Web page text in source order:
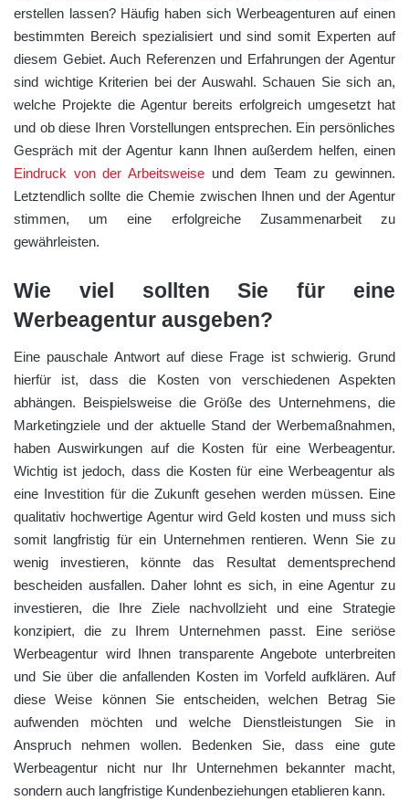
erstellen lassen? Häufig haben sich Werbeagenturen auf einen
bestimmten Bereich spezialisiert und sind somit Experten auf
diesem Gebiet. Auch Referenzen und Erfahrungen der Agentur
sind wichtige Kriterien bei der Auswahl. Schauen Sie sich an,
welche Projekte die Agentur bereits erfolgreich umgesetzt hat
und ob diese Ihren Vorstellungen entsprechen. Ein persönliches
Gespräch mit der Agentur kann Ihnen außerdem helfen, einen
Eindruck von der Arbeitsweiseund dem Team zu gewinnen.
Letztendlich sollte die Chemie zwischen Ihnen und der Agentur
stimmen, um eine erfolgreiche Zusammenarbeit zu
gewährleisten.
Wie viel sollten Sie für eine
Werbeagentur ausgeben?
Eine pauschale Antwort auf diese Frage ist schwierig. Grund
hierfür ist, dass die Kosten von verschiedenen Aspekten
abhängen. Beispielsweise die Größe des Unternehmens, die
Marketingziele und der aktuelle Stand der Werbemaßnahmen,
haben Auswirkungen auf die Kosten für eine Werbeagentur.
Wichtig ist jedoch, dass die Kosten für eine Werbeagentur als
eine Investition für die Zukunft gesehen werden müssen. Eine
qualitativ hochwertige Agentur wird Geld kosten und muss sich
somit langfristig für ein Unternehmen rentieren. Wenn Sie zu
wenig investieren, könnte das Resultat dementsprechend
bescheiden ausfallen. Daher lohnt es sich, in eine Agentur zu
investieren, die Ihre Ziele nachvollzieht und eine Strategie
konzipiert, die zu Ihrem Unternehmen passt. Eine seriöse
Werbeagentur wird Ihnen transparente Angebote unterbreiten
und Sie über die anfallenden Kosten im Vorfeld aufklären. Auf
diese Weise können Sie entscheiden, welchen Betrag Sie
aufwenden möchten und welche Dienstleistungen Sie in
Anspruch nehmen wollen. Bedenken Sie, dass eine gute
Werbeagentur nicht nur Ihr Unternehmen bekannter macht,
sondern auch langfristige Kundenbeziehungen etablieren kann.